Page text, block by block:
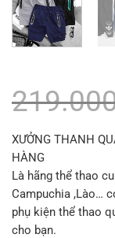
XƯỞNG THANH
HÀNG
Là hãng thể thao
Campuchia ,Lào…
phụ kiện thể thao
cho bạn.